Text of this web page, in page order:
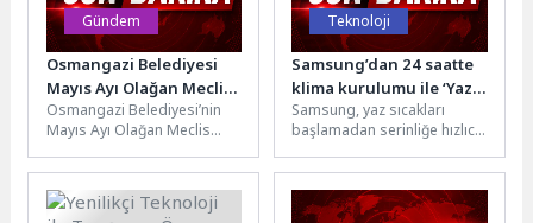
Gündem
Osmangazi Belediyesi
Mayıs Ayı Olağan Meclis
Toplantısı
Gerçekleştirildi
Osmangazi Belediyesi’nin
Mayıs Ayı Olağan Meclis
Belediye Başkan Vekili Sefa
Yılmaz başkanlığında
gerçekleştirildi.Saygı...
Teknoloji
Samsung’dan 24 saatte
klima kurulumu ile ‘Yaza
Merhaba’ kampanyası
Samsung, yaz sıcakları
başlamadan serinliğe hızlıca
bir kampanya hayata
geçiriyor. 31...